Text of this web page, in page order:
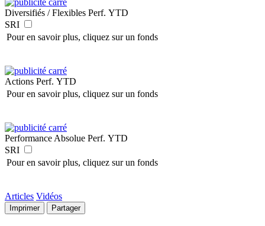
Diversifiés / Flexibles Perf. YTD
SRI
Pour en savoir plus, cliquez sur un fonds
Actions Perf. YTD
Pour en savoir plus, cliquez sur un fonds
Performance Absolue Perf. YTD
SRI
Pour en savoir plus, cliquez sur un fonds
Articles Vidéos
Imprimer Partager